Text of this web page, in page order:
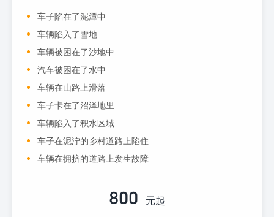
车子陷在了泥潭中
车辆陷入了雪地
车辆被困在了沙地中
汽车被困在了水中
车辆在山路上滑落
车子卡在了沼泽地里
车辆陷入了积水区域
车子在泥泞的乡村道路上陷住
车辆在拥挤的道路上发生故障
800 元起